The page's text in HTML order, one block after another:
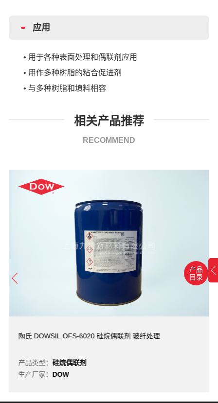
产品
目录
应用
• 用于各种表面处理和偶联剂应用
• 用作多种树脂的粘合促进剂
• 与多种树脂和填料相容
相关产品推荐
RECOMMEND
陶氏 DOWSIL OFS-6020 硅烷偶联剂 玻纤处理
产品类型：硅烷偶联剂
生产厂家： DOW